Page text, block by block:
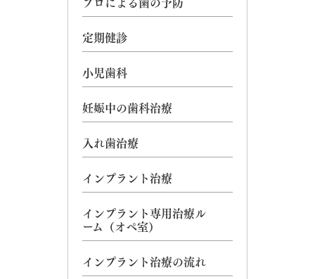
定期健診
小児歯科
妊娠中の歯科治療
入れ歯治療
インプラント治療
インプラント専用治療ル
ーム（オペ室）
インプラント治療の流れ